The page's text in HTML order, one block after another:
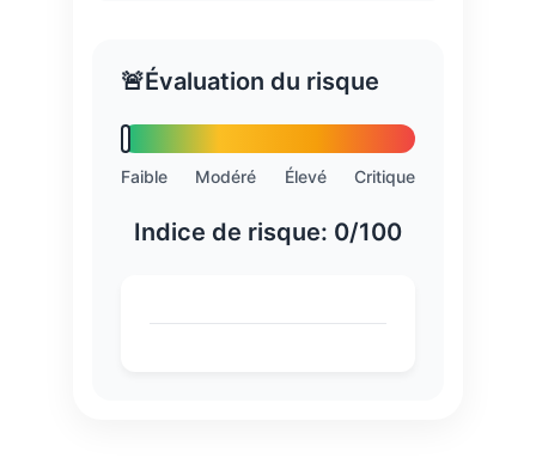
🚨Évaluation du risque
Faible Modéré Élevé Critique
Indice de risque: 0/100